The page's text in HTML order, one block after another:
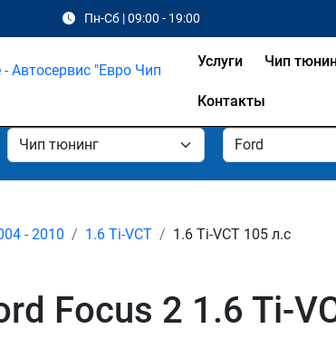
Пн-Сб | 09:00 - 19:00
Услуги Чип
Контакты
- 2010 1.6 Ti-VCT 1.6 Ti-VCT 105 л.с
Focus 2 1.6 Ti-